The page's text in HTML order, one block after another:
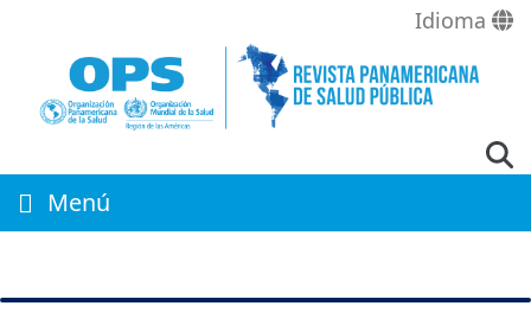
contenido
principal
Idioma
Menú